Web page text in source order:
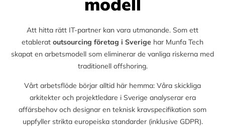
modell
Att hitta rätt IT-partner kan vara utmanande. Som ett
etablerat outsourcing företag i Sverige har Munfa Tech
skapat en arbetsmodell som eliminerar de vanliga riskerna med
traditionell offshoring.
Vårt arbetsflöde börjar alltid här hemma: Våra skickliga
arkitekter och projektledare i Sverige analyserar era
affärsbehov och designar en teknisk kravspecifikation som
uppfyller strikta europeiska standarder (inklusive GDPR).